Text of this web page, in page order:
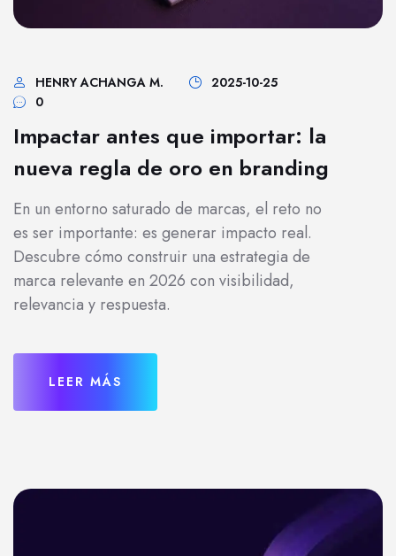
HENRY ACHANGA M.
2025-10-25
0
Impactar antes que importar: la
nueva regla de oro en branding
En un entorno saturado de marcas, el reto no
es ser importante: es generar impacto real.
Descubre cómo construir una estrategia de
marca relevante en 2026 con visibilidad,
relevancia y respuesta.
LEER MÁS